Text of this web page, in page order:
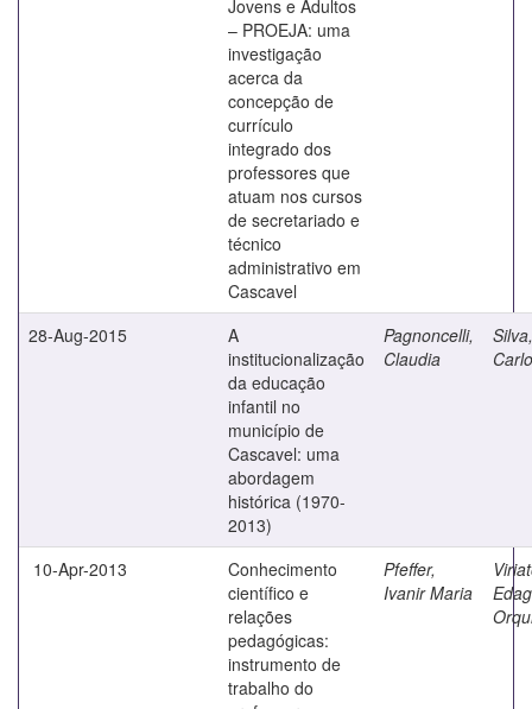
Jovens e Adultos
– PROEJA: uma
investigação
acerca da
concepção de
currículo
integrado dos
professores que
atuam nos cursos
de secretariado e
técnico
administrativo em
Cascavel
28-Aug-2015
A
institucionalização
da educação
infantil no
município de
Cascavel: uma
abordagem
histórica (1970-
2013)
Pagnoncelli,
Claudia
10-Apr-2013
Conhecimento
científico e
relações
pedagógicas:
instrumento de
trabalho do
Pfeffer,
Ivanir Maria